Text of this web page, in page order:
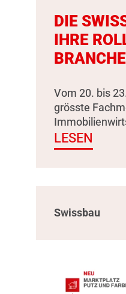
DIE
IHRE
Vom 20. bis
grösste
LESEN
Swissbau